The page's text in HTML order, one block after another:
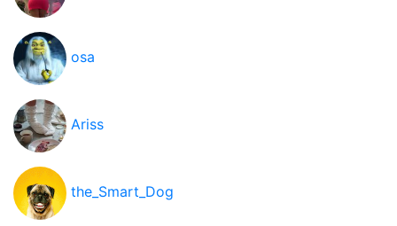
osa
Ariss
the_Smart_Dog